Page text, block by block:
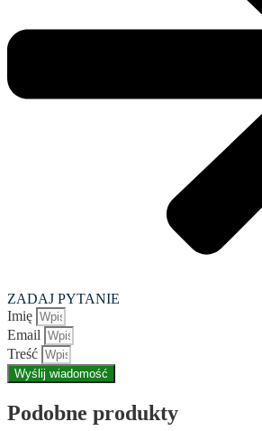
ZADAJ PYTANIE
Imię
Email
Treść
Wyślij wiadomość
Podobne produkty